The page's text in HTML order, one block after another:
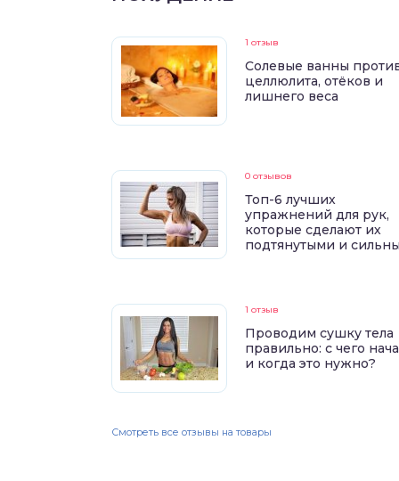
1 отзыв
Солевые ванны
целлюлита, отёков и
лишнего веса
0 отзывов
Топ-6 лучших
упражнений для рук,
которые сделают их
подтянутыми и
1 отзыв
Проводим сушку тела
правильно: с чего
и когда это нужно?
Смотреть все отзывы на товары